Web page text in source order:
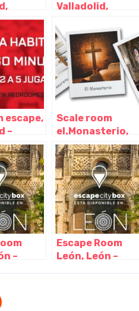
–
León
Valladolid,
Castilla y León
escape,
–
León
Scale room
el.Monasterio,
Valladolid –
Castilla y León
–
Escape Room
León, León –